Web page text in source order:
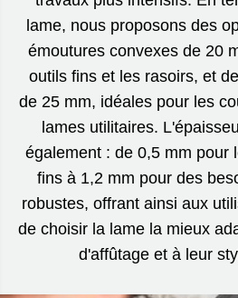
lame, nous proposons des
émoutures convexes de 20
outils fins et les rasoirs, et
de 25 mm, idéales pour les
lames utilitaires.
également : de 0,5 mm pour
fins à 1,2 mm pour des
robustes, offrant ainsi aux
de choisir la lame la mieux
d'affûtage et à leur